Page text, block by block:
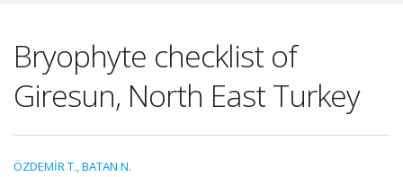
Bryophyte checklist of
Giresun, North East Turkey
ÖZDEMİR T.,BATAN N.